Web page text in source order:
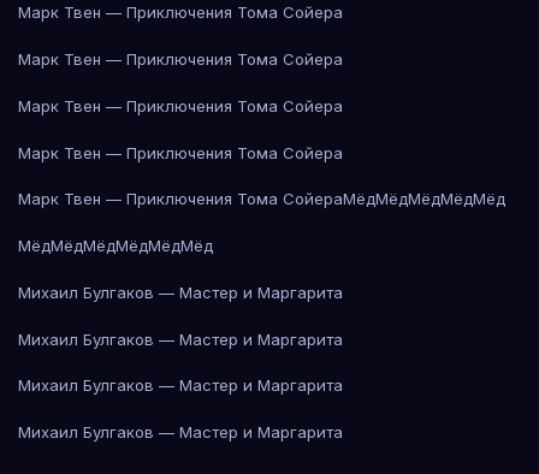
Марк Твен — Приключения Тома Сойера
Марк Твен — Приключения Тома Сойера
Марк Твен — Приключения Тома Сойера
Марк Твен — Приключения Тома Сойера
Марк Твен — Приключения Тома СойераМёдМёдМёдМёдМёд
МёдМёдМёдМёдМёдМёд
Михаил Булгаков — Мастер и Маргарита
Михаил Булгаков — Мастер и Маргарита
Михаил Булгаков — Мастер и Маргарита
Михаил Булгаков — Мастер и Маргарита